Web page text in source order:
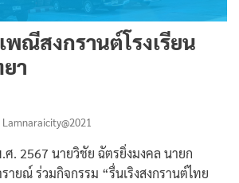
พณีสงกรานต์โรงเรียน
า
Lamnaraicity@2021
. 2567 นายวิชัย ฉัตรยิ่งมงคล นายก
ายณ์ ร่วมกิจกรรม “รื่นเริงสงกรานต์ไทย